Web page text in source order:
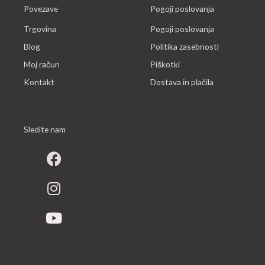
Povezave
Trgovina
Blog
Moj račun
Kontakt
Pogoji poslovanja
Pogoji poslovanja
Politika zasebnosti
Piškotki
Dostava in plačila
Sledite nam
F
a
c
e
o
I
n
s
t
g
Y
o
u
t
b